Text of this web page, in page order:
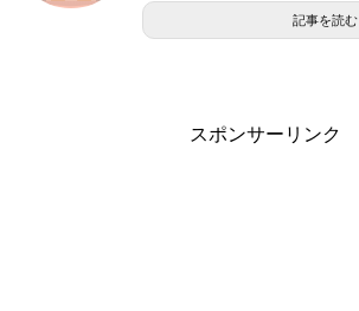
記事を読む
スポンサーリンク